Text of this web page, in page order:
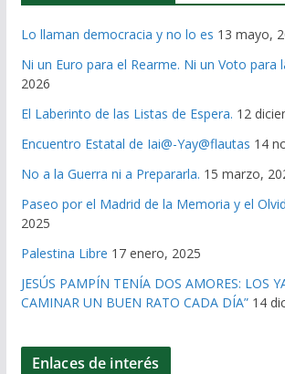
Lo llaman democracia y no lo es 13 mayo,
Ni un Euro para el Rearme. Ni un Voto para
2026
El Laberinto de las Listas de Espera. 12
Encuentro Estatal de Iai@-Yay@flautas 14
No a la Guerra ni a Prepararla. 15 marzo,
Paseo por el Madrid de la Memoria y el
2025
Palestina Libre 17 enero, 2025
JESÚS PAMPÍN TENÍA DOS AMORES: LOS
CAMINAR UN BUEN RATO CADA DÍA” 14
Enlaces de interés